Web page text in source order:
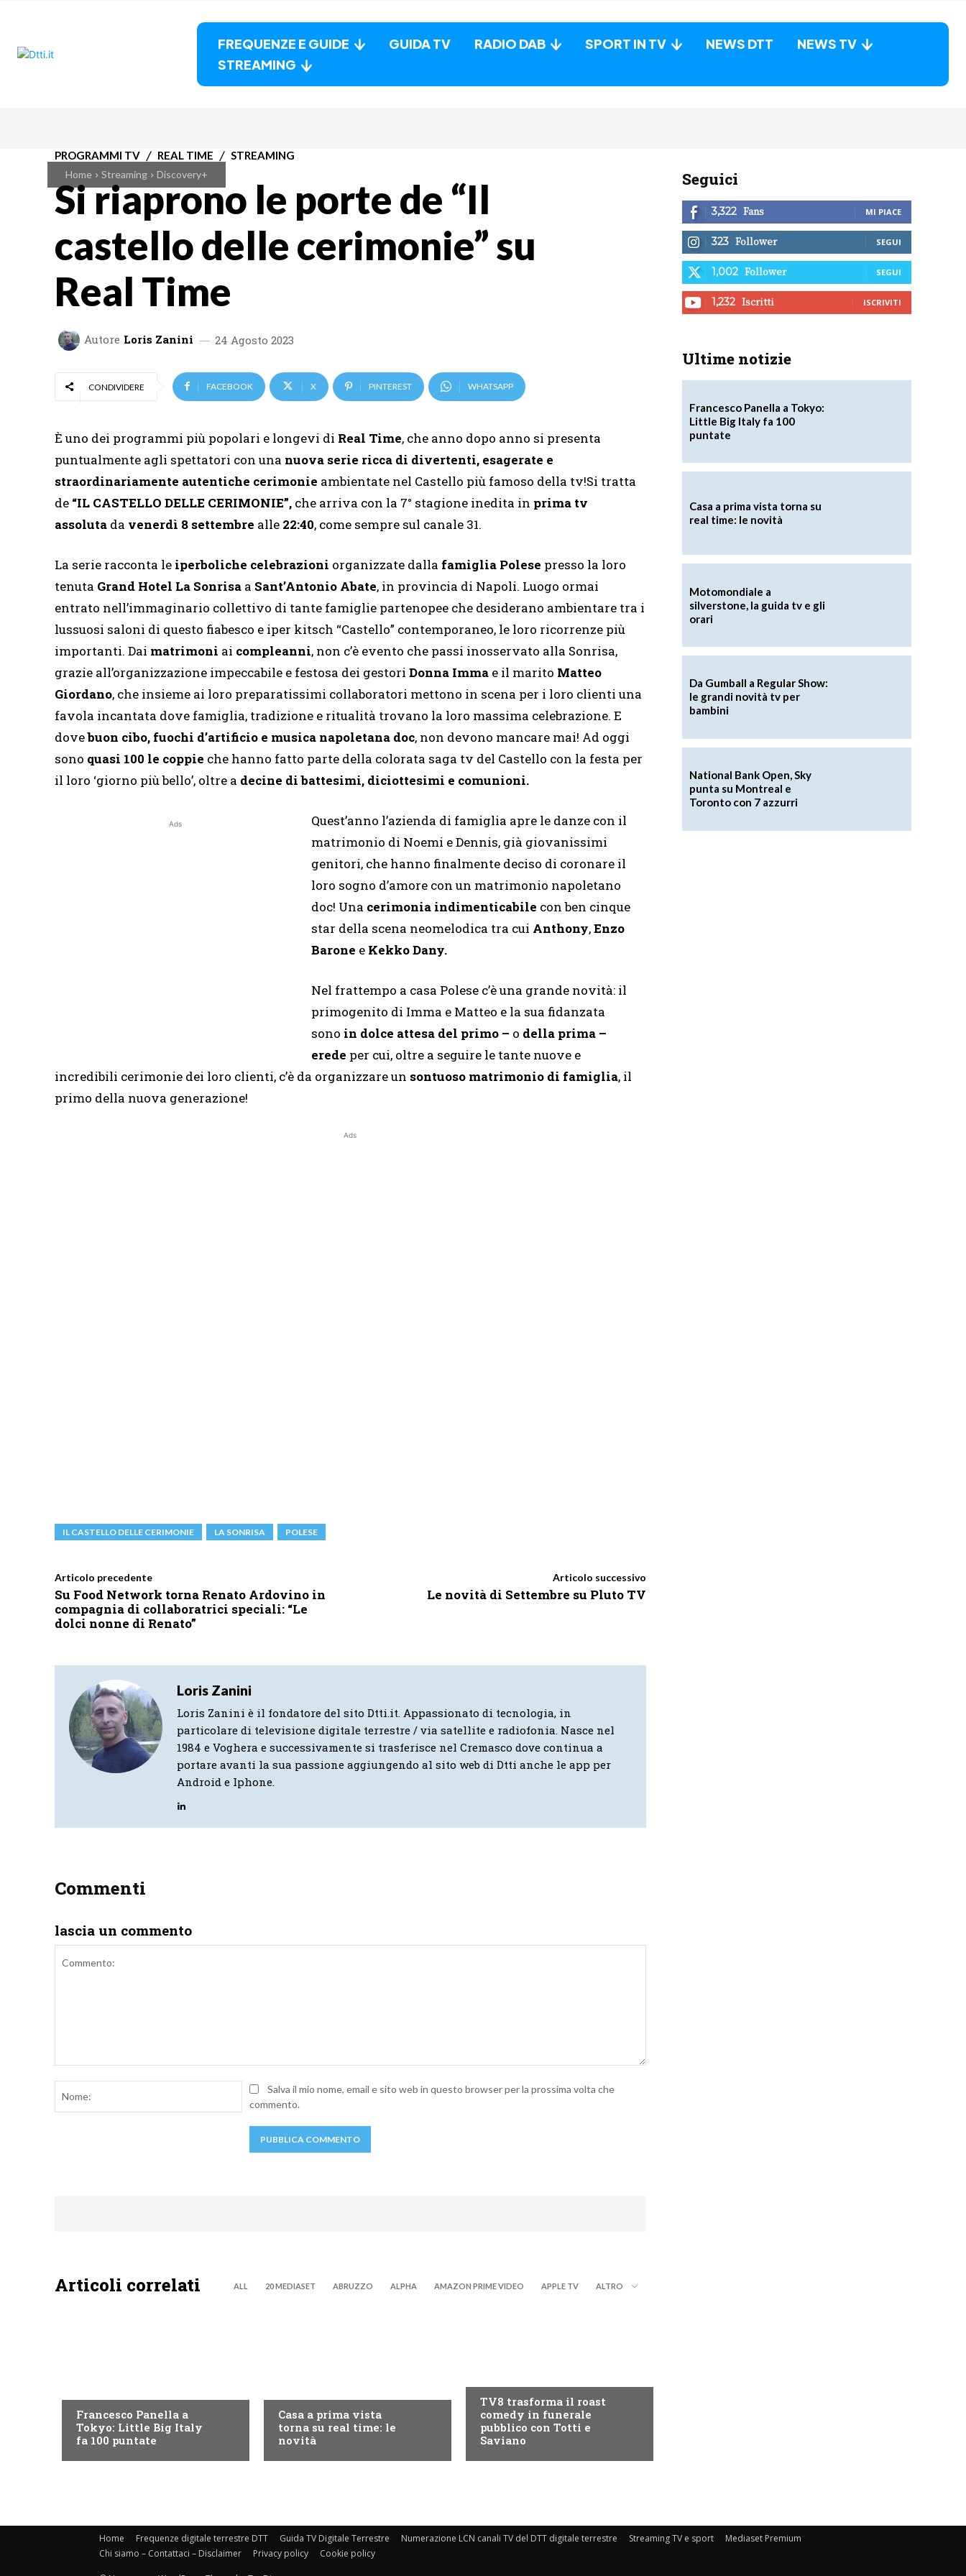
FREQUENZE E GUIDE GUIDA TV RADIO DAB SPORT IN TV NEWS DTT
NEWS TV
STREAMING
Home Streaming Discovery+
PROGRAMMI TV REAL TIME STREAMING
Si riaprono le porte de “Il
castello delle cerimonie” su
Real Time
Autore Loris Zanini 24 Agosto 2023
CONDIVIDERE FACEBOOK X PINTEREST WHATSAPP
È uno dei programmi più popolari e longevi di Real Time, che anno dopo anno si presenta
puntualmente agli spettatori con una nuova serie ricca di divertenti, esagerate e
straordinariamente autentiche cerimonie ambientate nel Castello più famoso della tv!Si tratta
de “IL CASTELLO DELLE CERIMONIE”, che arriva con la 7° stagione inedita in prima tv
assoluta da venerdì 8 settembre alle 22:40, come sempre sul canale 31.
La serie racconta le iperboliche celebrazioni organizzate dalla famiglia Polese presso la loro
tenuta Grand Hotel La Sonrisa a Sant’Antonio Abate, in provincia di Napoli. Luogo ormai
entrato nell’immaginario collettivo di tante famiglie partenopee che desiderano ambientare tra i
lussuosi saloni di questo fiabesco e iper kitsch “Castello” contemporaneo, le loro ricorrenze più
importanti. Dai matrimoni ai compleanni, non c’è evento che passi inosservato alla Sonrisa,
grazie all’organizzazione impeccabile e festosa dei gestori Donna Imma e il marito Matteo
Giordano, che insieme ai loro preparatissimi collaboratori mettono in scena per i loro clienti una
favola incantata dove famiglia, tradizione e ritualità trovano la loro massima celebrazione. E
dovebuon cibo, fuochi d’artificio e musica napoletana doc, non devono mancare mai! Ad oggi
sono quasi 100 le coppie che hanno fatto parte della colorata saga tv del Castello con la festa per
il loro ‘giorno più bello’, oltre a decine di battesimi, diciottesimi e comunioni.
Ads
Quest’anno l’azienda di famiglia apre le danze con il
matrimonio di Noemi e Dennis, già giovanissimi
genitori, che hanno finalmente deciso di coronare il
loro sogno d’amore con un matrimonio napoletano
doc! Una cerimonia indimenticabile con ben cinque
star della scena neomelodica tra cui Anthony,Enzo
Barone e Kekko Dany.
Nel frattempo a casa Polese c’è una grande novità: il
primogenito di Imma e Matteo e la sua fidanzata
sono in dolce attesa del primo – o della prima –
erede per cui, oltre a seguire le tante nuove e
incredibili cerimonie dei loro clienti, c’è da organizzare un sontuoso matrimonio di famiglia, il
primo della nuova generazione!
Ads
IL CASTELLO DELLE CERIMONIE LA SONRISA POLESE
Articolo precedente
Su Food Network torna Renato Ardovino in
compagnia di collaboratrici speciali: “Le
dolci nonne di Renato”
Articolo successivo
Le novità di Settembre su Pluto TV
Loris Zanini
Loris Zanini è il fondatore del sito Dtti.it. Appassionato di tecnologia, in
particolare di televisione digitale terrestre / via satellite e radiofonia. Nasce nel
1984 e Voghera e successivamente si trasferisce nel Cremasco dove continua a
portare avanti la sua passione aggiungendo al sito web di Dtti anche le app per
Android e Iphone.
Commenti
lascia un commento
Nome:Salva il mio nome, email e sito web in questo browser per la prossima volta che
commento.
Articoli correlati ALL 20 MEDIASET ABRUZZO ALPHA AMAZON PRIME VIDEO APPLE TV ALTRO
Francesco Panella a
Tokyo: Little Big Italy
fa 100 puntate
Casa a prima vista
torna su real time: le
novità
TV8 trasforma il roast
comedy in funerale
pubblico con Totti e
Saviano
Seguici
3,322 Fans MI PIACE
323 Follower SEGUI
1,002 Follower SEGUI
1,232 Iscritti ISCRIVITI
Ultime notizie
Francesco Panella a Tokyo:
Little Big Italy fa 100
puntate
Casa a prima vista torna su
real time: le novità
Motomondiale a
silverstone, la guida tv e gli
orari
Da Gumball a Regular Show:
le grandi novità tv per
bambini
National Bank Open, Sky
punta su Montreal e
Toronto con 7 azzurri
Home Frequenze digitale terrestre DTT Guida TV Digitale Terrestre Numerazione LCN canali TV del DTT digitale terrestre Streaming TV e sport
Mediaset Premium
Chi siamo – Contattaci – Disclaimer
Privacy policy Cookie policy